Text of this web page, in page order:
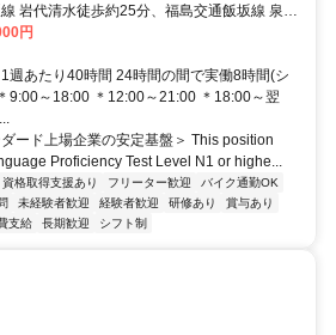
岩代清水徒歩約25分、福島交通飯坂線 泉
、福島交通飯坂線 上松川徒歩約26分 岩代清
円
週あたり40時間 24時間の間で実働8時間(シ
9:00～18:00 ＊12:00～21:00 ＊18:00～翌
ード上場企業の安定基盤＞ This position
Proficiency Test Level N1 or highe...
資格取得支援あり フリーター歓迎
バイク通勤OK
未経験者歓迎 経験者歓迎 研修あり
賞与あり
支給 長期歓迎 シフト制